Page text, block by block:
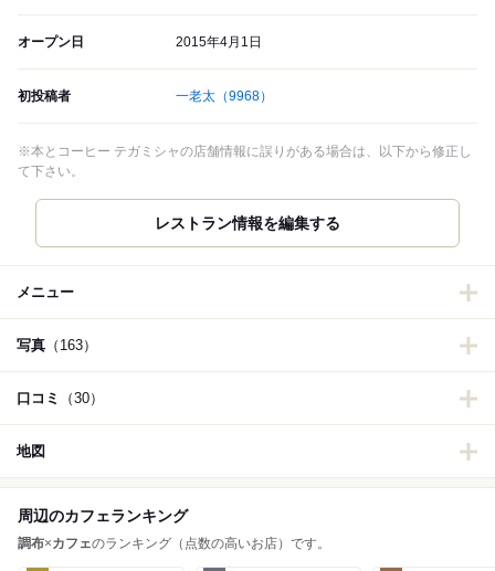
オープン日 2015年4月1日
初投稿者 一老太 （9968）
※本とコーヒー テガミシャの店舗情報に誤りがある場合は、以下から修正し
て下さい。
メニュー
写真 （163）
口コミ （30）
地図
周辺のカフェランキング
調布×カフェのランキング（点数の高いお店）です。